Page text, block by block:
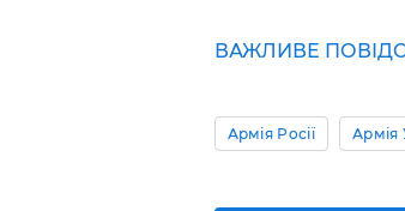
ВАЖЛИВЕ
Армія Росії Армія